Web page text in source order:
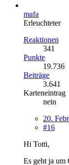
mafa
Erleuchteter
Reaktionen
341
Punkte
19.736
Beiträge
3.641
Karteneintrag
nein
20.
#16
Hi Totti,
Es geht ja um